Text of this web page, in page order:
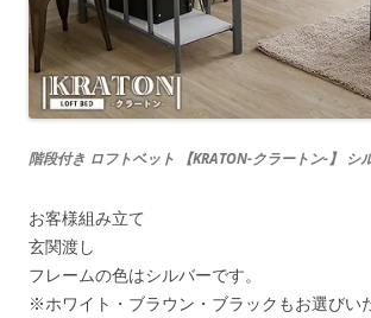
階段付き ロフトベット 【KRATON-クラートン-】 シ
お客様組み立て
玄関渡し
フレームの色はシルバーです。
※ホワイト・ブラウン・ブラックもお選びい